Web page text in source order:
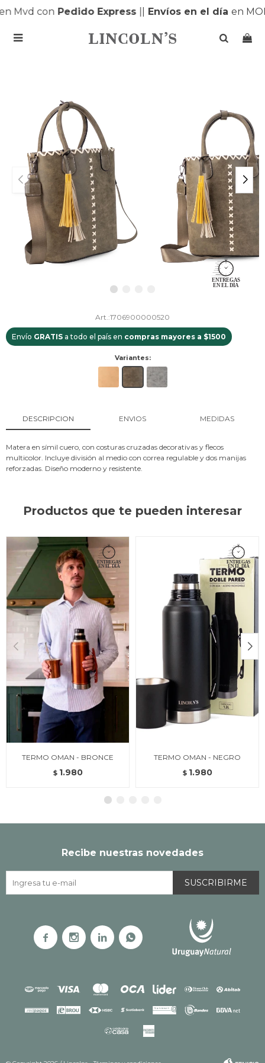
Mvd conPedido Express|| Envíos en el díaen

1706900000520
Envío GRATIS a todo el país en compras mayores a $1500
Variantes:
DESCRIPCION ENVIOS MEDIDAS
Matera en símil cuero, con costuras cruzadas decorativas y flecos
multicolor. Incluye división al medio con correa regulable y dos manijas
reforzadas. Diseño moderno y resistente.
Productos que te pueden interesar
TERMO OMAN - BRONCE
$ 1.980
TERMO OMAN - NEGRO
$ 1.980
Recibe nuestras novedades
SUSCRIBIRME
   